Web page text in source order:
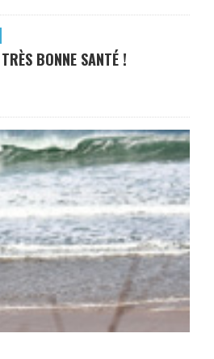
BONNE SANTÉ !